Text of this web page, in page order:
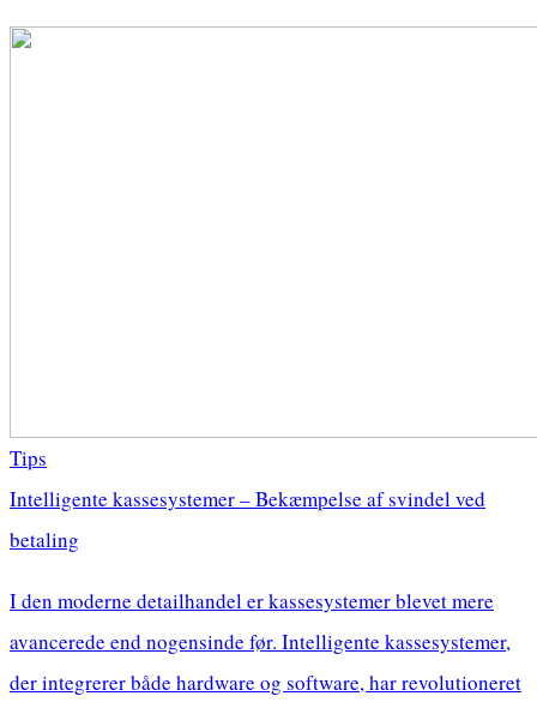
Tips
Intelligente kassesystemer – Bekæmpelse af svindel ved
betaling
I den moderne detailhandel er kassesystemer blevet mere
avancerede end nogensinde før. Intelligente kassesystemer,
der integrerer både hardware og software, har revolutioneret